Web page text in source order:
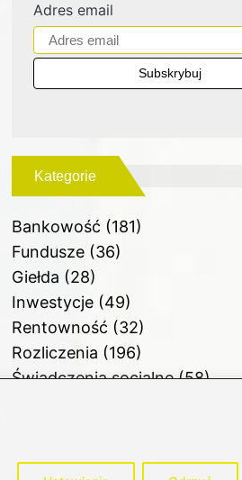
Adres email
Kategorie
Bankowość (181)
Fundusze(36)
Giełda (28)
Inwestycje(49)
Rentowność (32)
Rozliczenia (196)
Świadczenia socjalne(58)